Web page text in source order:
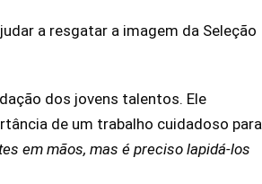
a resgatar a imagem da Seleção
dos jovens talentos. Ele
de um trabalho cuidadoso para
em mãos, mas é preciso lapidá-los